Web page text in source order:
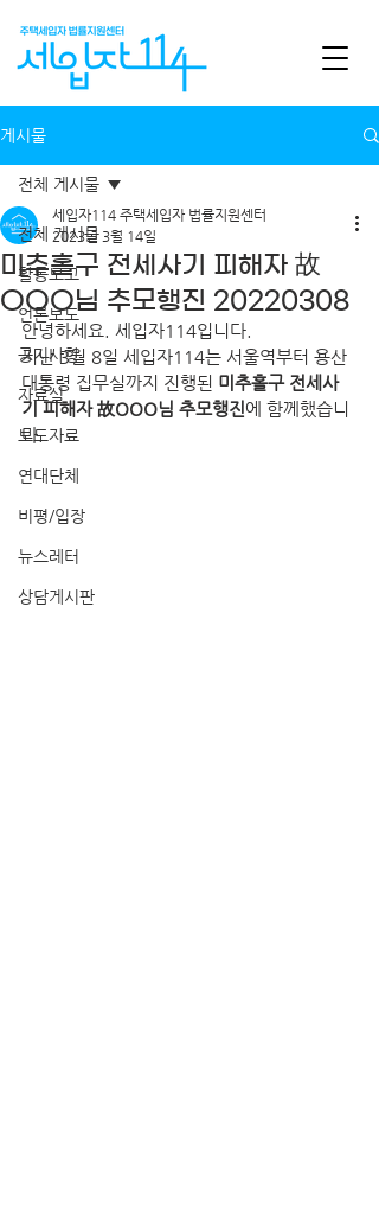
게시물
전체 게시물
활동보고
언론보도
공지사항
자료실
보도자료
연대단체
비평/입장
뉴스레터
상담게시판
전체 게시물
미추홀구 전세사기 피해자 故
OOO님 추모행진 20220308
세입자114 주택세입자 법률지원센터
2023년 3월 14일
안녕하세요. 세입자114입니다.
지난 3월 8일 세입자114는 서울역부터 용산
대통령 집무실까지 진행된 미추홀구 전세사
기 피해자 故OOO님 추모행진 에 함께했습니
다.